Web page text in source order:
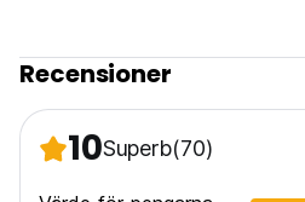
Recensioner
10Superb(70)